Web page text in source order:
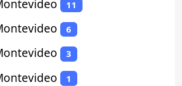
11
6
3
1